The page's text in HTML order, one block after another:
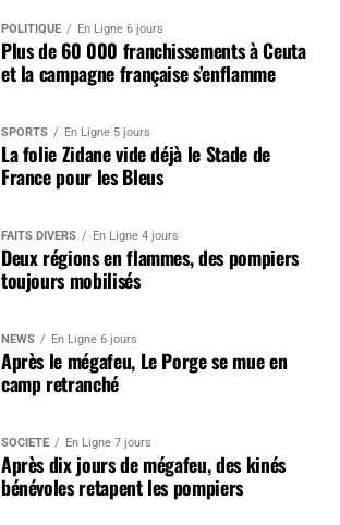
POLITIQUE En Ligne 6 jours
Plus de 60 000 franchissements à Ceuta
et la campagne française s’enflamme
SPORTS En Ligne 5 jours
La folie Zidane vide déjà le Stade de
France pour les Bleus
FAITS DIVERS En Ligne 4 jours
Deux régions en flammes, des pompiers
toujours mobilisés
NEWS En Ligne 6 jours
Après le mégafeu, Le Porge se mue en
camp retranché
SOCIÉTÉ En Ligne 7 jours
Après dix jours de mégafeu, des kinés
bénévoles retapent les pompiers